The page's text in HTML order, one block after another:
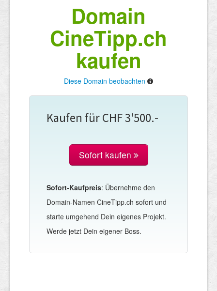
Domain
CineTipp.ch
kaufen
Diese Domain beobachten
Kaufen für CHF 3'500.-
Sofort kaufen
Sofort-Kaufpreis: Übernehme den
Domain-Namen CineTipp.ch sofort und
starte umgehend Dein eigenes Projekt.
Werde jetzt Dein eigener Boss.